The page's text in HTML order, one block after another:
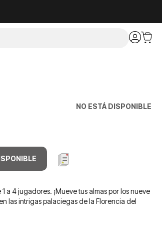
NO ESTÁ DISPONIBLE
a 4 jugadores. ¡Mueve tus almas por los nueve
las intrigas palaciegas de la Florencia del